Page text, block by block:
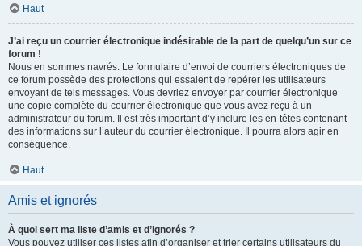
Haut
J’ai reçu un courrier électronique indésirable de la part de quelqu’un sur ce
forum !
Nous en sommes navrés. Le formulaire d’envoi de courriers électroniques de
ce forum possède des protections qui essaient de repérer les utilisateurs
envoyant de tels messages. Vous devriez envoyer par courrier électronique
une copie complète du courrier électronique que vous avez reçu à un
administrateur du forum. Il est très important d’y inclure les en-têtes contenant
des informations sur l’auteur du courrier électronique. Il pourra alors agir en
conséquence.
Haut
Amis et ignorés
À quoi sert ma liste d’amis et d’ignorés ?
Vous pouvez utiliser ces listes afin d’organiser et trier certains utilisateurs du